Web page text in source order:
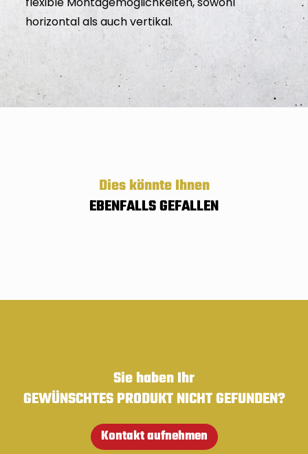
horizontal als auch vertikal.
Dies könnte Ihnen
EBENFALLS GEFALLEN
Sie haben Ihr
GEWÜNSCHTES PRODUKT NICHT GEFUNDEN?
Kontakt aufnehmen